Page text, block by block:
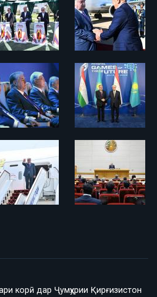
корӣ дар Ҷумҳурии Қирғизистон